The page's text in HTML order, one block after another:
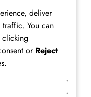
deliver
traffic. You can
clicking
or Reject